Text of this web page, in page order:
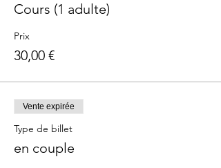
Cours (1 adulte)
Prix
30,00 €
Vente expirée
Type de billet
en couple